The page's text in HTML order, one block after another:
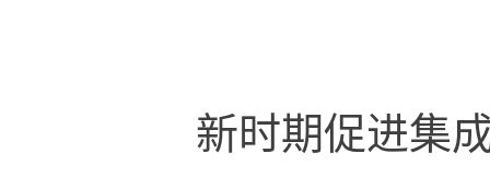
新时期促进集